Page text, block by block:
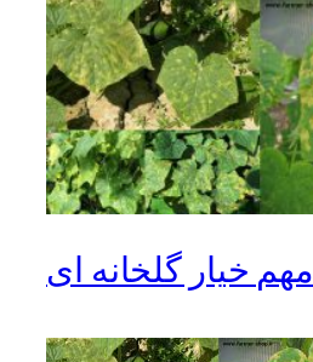
خیار گلخانه ای